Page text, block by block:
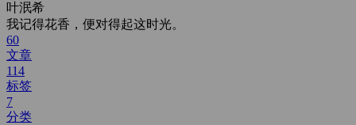
叶泯希
我记得花香，便对得起这时光。
60
文章
114
标签
7
分类